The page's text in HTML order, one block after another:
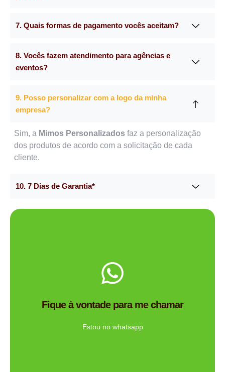
7. Quais formas de pagamento vocês aceitam?
8. Vocês fazem atendimento para agências e
eventos?
9. Posso personalizar com a logo da minha
empresa?
Sim, a Mimos Personalizados faz a personalização
dos produtos de acordo com a solicitação de cada
cliente.
10. 7 Dias de Garantia*
Fique à vontade para me chamar
Estou no whatsapp
Ligue Agora!
Tem dúvidas se a Mimos Personalizado é a empresa
Me chama no WhatsApp.